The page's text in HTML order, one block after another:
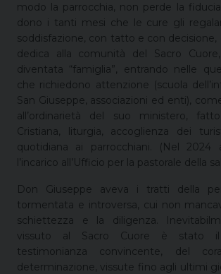
modo la parrocchia, non perde la
dono i tanti mesi che le cure gli
soddisfazione, con tatto e con decisione,
dedica alla comunità del Sacro
diventata “famiglia”, entrando nelle
che richiedono attenzione (scuola
San Giuseppe, associazioni ed enti),
all’ordinarietà del suo ministero,
Cristiana, liturgia, accoglienza dei
quotidiana ai parrocchiani. (Nel 2024
l’incarico all’Ufficio per la pastorale della
Don Giuseppe aveva i tratti della
tormentata e introversa, cui non
schiettezza e la diligenza.
vissuto al Sacro Cuore è stato
testimonianza convincente, del
determinazione, vissute fino agli ultimi